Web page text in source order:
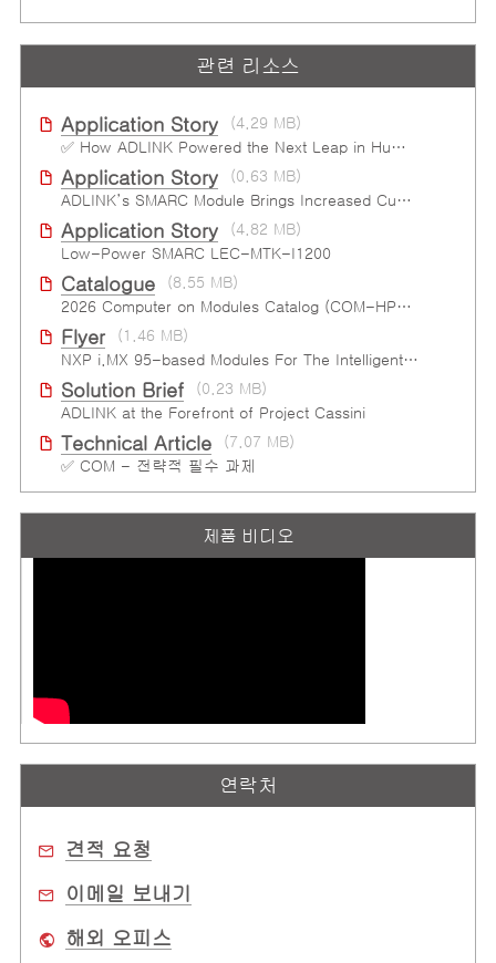
관련 리소스
Application Story
(4.29 MB)
✅ How ADLINK Powered the Next Leap in Humanoid Robotics
Application Story
(0.63 MB)
ADLINK’s SMARC Module Brings Increased Customization to Automated Fare Boxes
Application Story
(4.82 MB)
Low-Power SMARC LEC-MTK-I1200
Catalogue
(8.55 MB)
2026 Computer on Modules Catalog (COM-HPC, COM Express , SMARC, OSM, Qseven and ETX)
Flyer
(1.46 MB)
NXP i.MX 95-based Modules For The Intelligent Edge
Solution Brief
(0.23 MB)
ADLINK at the Forefront of Project Cassini
Technical Article
(7.07 MB)
✅ COM - 전략적 필수 과제
제품 비디오
연락처
견적 요청
이메일 보내기
해외 오피스